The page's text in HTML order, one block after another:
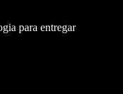
para entregar